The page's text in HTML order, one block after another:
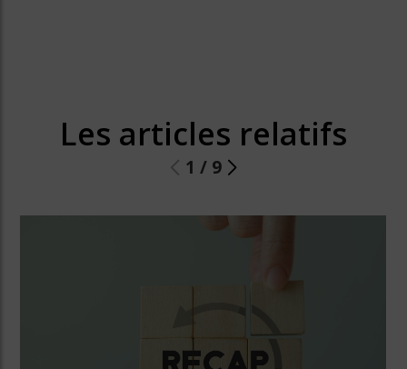
Les articles relatifs
1 / 9